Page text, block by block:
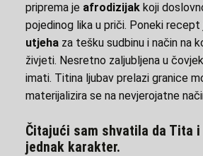
priprema je afrodizijakkoji
pojedinog lika u priči. Poneki recept
utjehaza tešku sudbinu i način na
živjeti. Nesretno zaljubljena u
imati. Titina ljubav prelazi granice
materijalizira se na nevjerojatne
Čitajući sam shvatila da Tita i
jednak karakter.